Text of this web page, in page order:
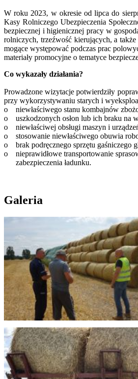
W roku 2023, w okresie od lipca do
Kasy Rolniczego Ubezpieczenia
bezpiecznej i higienicznej pracy w
rolniczych, trzeźwość kierujących, a
mogące występować podczas prac
materiały promocyjne o tematyce
Co wykazały działania?
Prowadzone wizytacje potwierdziły
przy wykorzystywaniu starych i
o niewłaściwego stanu kombajnów
o uszkodzonych osłon lub ich braku na
o niewłaściwej obsługi maszyn i
o stosowanie niewłaściwego obuwia
o brak podręcznego sprzętu gaśniczego
o nieprawidłowe transportowanie
zabezpieczenia ładunku.
Galeria